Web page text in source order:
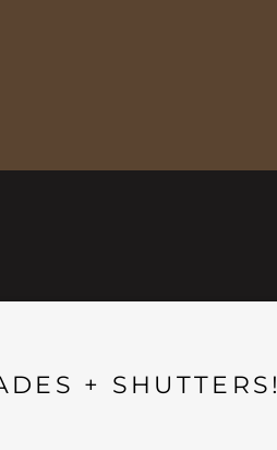
+ SHUTTERS!